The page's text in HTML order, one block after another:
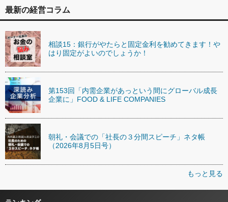
最新の経営コラム
相談15：銀行がやたらと固定金利を勧めてきます！や
はり固定がよいのでしょうか！
第153回「内需企業があっという間にグローバル成長
企業に」FOOD & LIFE COMPANIES
朝礼・会議での「社長の３分間スピーチ」ネタ帳
（2026年8月5日号）
もっと見る